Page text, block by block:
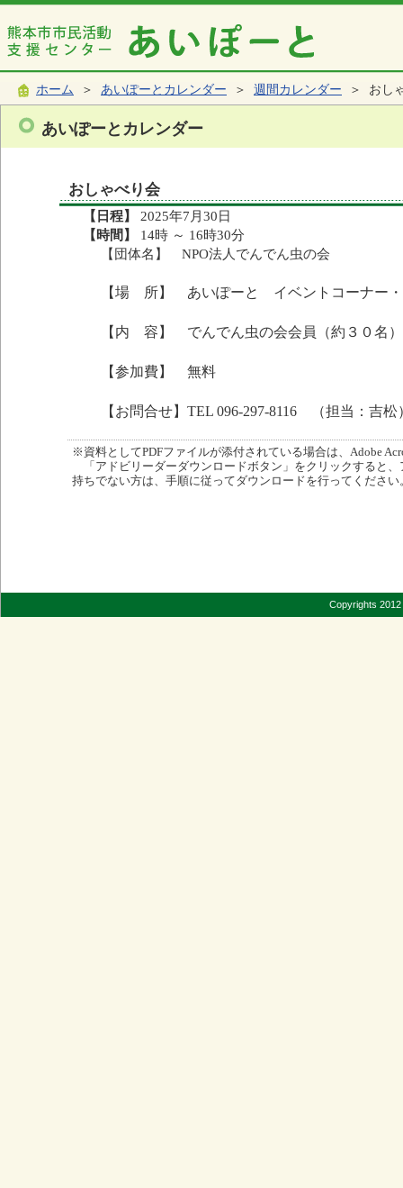
ホーム ＞ あいぽーとカレンダー ＞ 週間カレンダー ＞ おし
あいぽーとカレンダー
おしゃべり会
【日程】
2025年7月30日
【時間】
14時 ～ 16時30分
【団体名】 NPO法人でんでん虫の会
【場 所】 あいぽーと イベントコーナー・
【内 容】 でんでん虫の会会員（約３０名
【参加費】 無料
【お問合せ】TEL 096-297-8116 （担当：吉松
※資料としてPDFファイルが添付されている場合は、Adobe
「アドビリーダーダウンロードボタン」をクリックすると
持ちでない方は、手順に従ってダウンロードを行ってください
Copyrights